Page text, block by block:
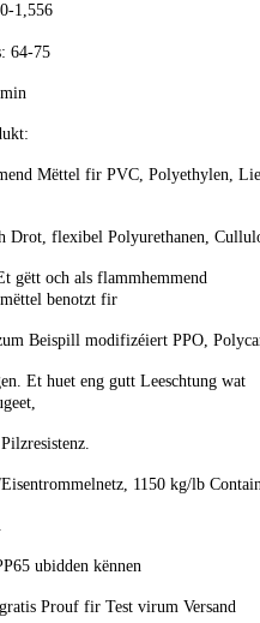
1,556
64-75
Mëttel fir PVC, Polyethylen,
Drot, flexibel Polyurethanen,
gëtt och als flammhemmend
benotzt fir
Beispill modifizéiert PPO,
Et huet eng gutt Leeschtung wat
, 1150 kg/lb
ubidden kënnen
Prouf fir Test virum Versand